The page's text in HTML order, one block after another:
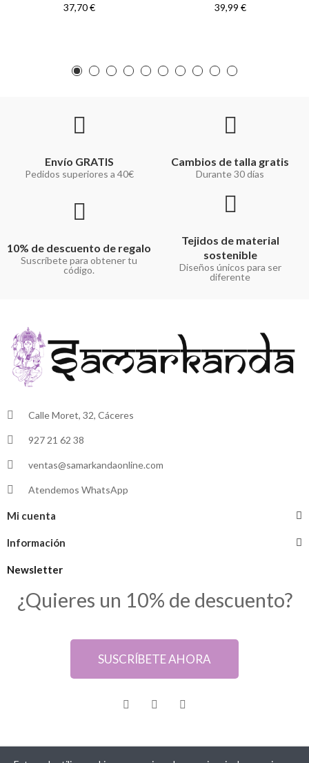
37,70 €
39,99 €
Envío GRATIS
Pedidos superiores a 40€
Cambios de talla gratis
Durante 30 días
10% de descuento de regalo
Suscríbete para obtener tu
código.
Tejidos de material
sostenible
Diseños únicos para ser
diferente
Calle Moret, 32, Cáceres
927 21 62 38
ventas@samarkandaonline.com
Atendemos WhatsApp
Mi cuenta
Información
Newsletter
¿Quieres un 10% de descuento?
SUSCRÍBETE AHORA